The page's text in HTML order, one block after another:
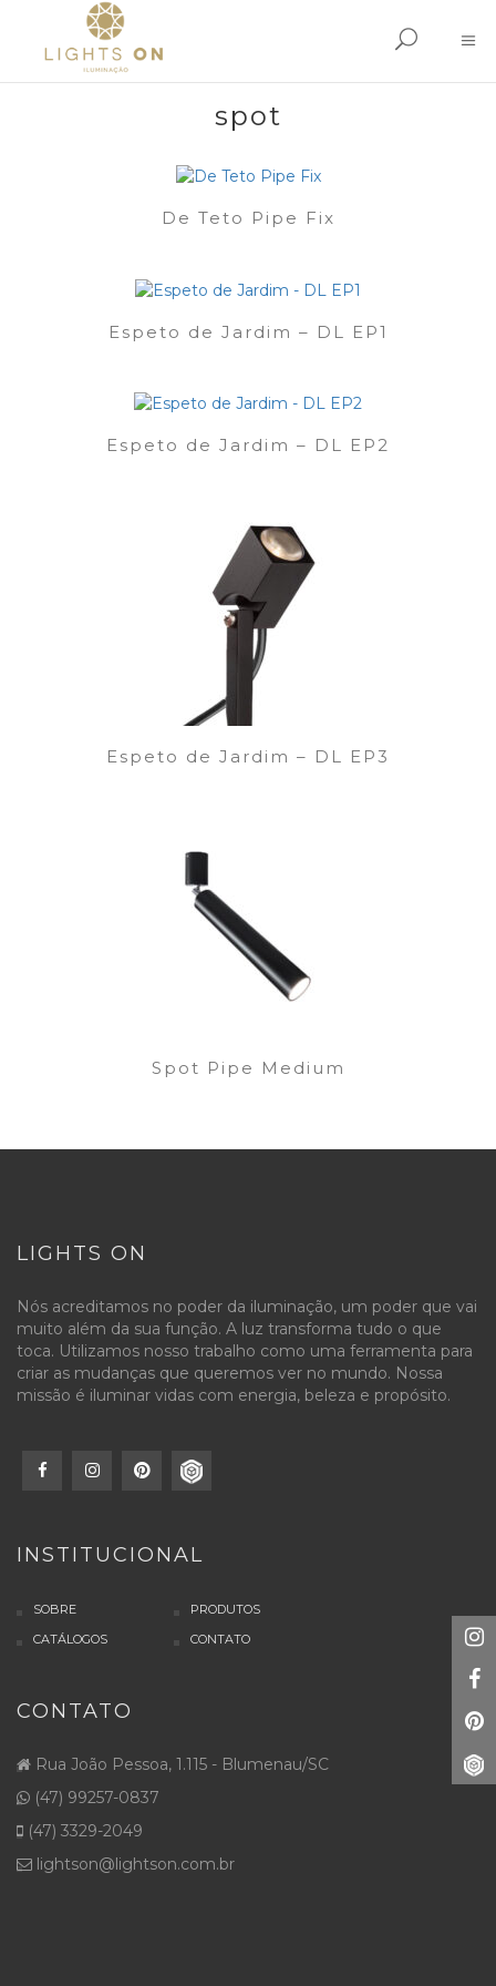
spot
De Teto Pipe Fix
Espeto de Jardim – DL EP1
Espeto de Jardim – DL EP2
Espeto de Jardim – DL EP3
Spot Pipe Medium
LIGHTS ON
Nós acreditamos no poder da iluminação, um poder que vai
muito além da sua função. A luz transforma tudo o que
toca. Utilizamos nosso trabalho como uma ferramenta para
criar as mudanças que queremos ver no mundo. Nossa
missão é iluminar vidas com energia, beleza e propósito.
INSTITUCIONAL
SOBRE
PRODUTOS
CATÁLOGOS
CONTATO
CONTATO
Rua João Pessoa, 1.115 - Blumenau/SC
(47) 99257-0837
(47) 3329-2049
lightson@lightson.com.br